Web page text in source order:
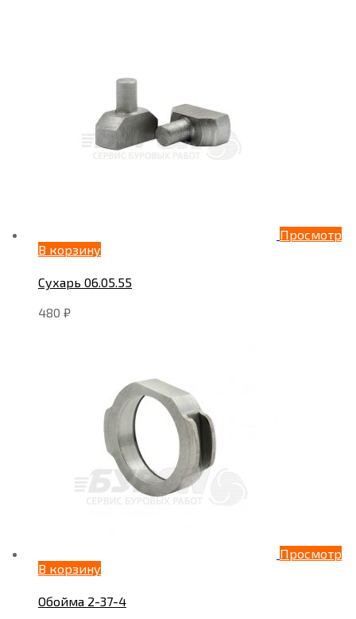
Просмотр
В корзину
Сухарь 06.05.55
480 ₽
Просмотр
В корзину
Обойма 2-37-4